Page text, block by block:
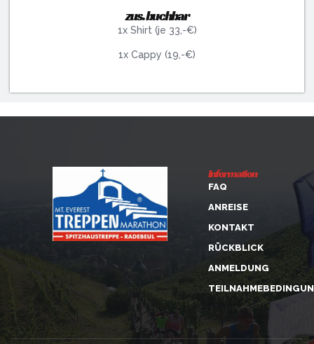
zus. buchbar
1x Shirt (je 33,-€)
1x Cappy (19,-€)
Information
FAQ
ANREISE
KONTAKT
RÜCKBLICK
ANMELDUNG